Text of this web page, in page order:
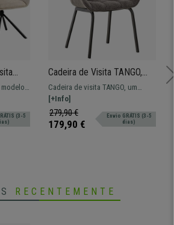
modelo
(3-5
Cadeira de Visita TANGO,
Design Elegante,
Comodidade, Pernas Pretas,
Em Cinzento
Cadeira de visita TANGO, um
modelo totalmente versátil para
qualquer uma das suas
necessidades.
[+Info]
279,90 €
179,90 €
Envio GRÁTIS (3-5
dias)
RECENTEMENTE